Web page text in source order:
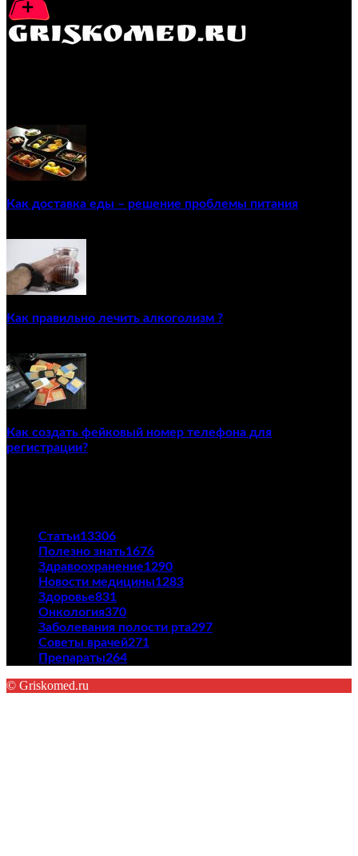
Как доставка еды – решение проблемы питания
Как правильно лечить алкоголизм ?
Как создать фейковый номер телефона для
регистрации?
Статьи13306
Полезно знать1676
Здравоохранение1290
Новости медицины1283
Здоровье831
Онкология370
Заболевания полости рта297
Советы врачей271
Препараты264
© Griskomed.ru